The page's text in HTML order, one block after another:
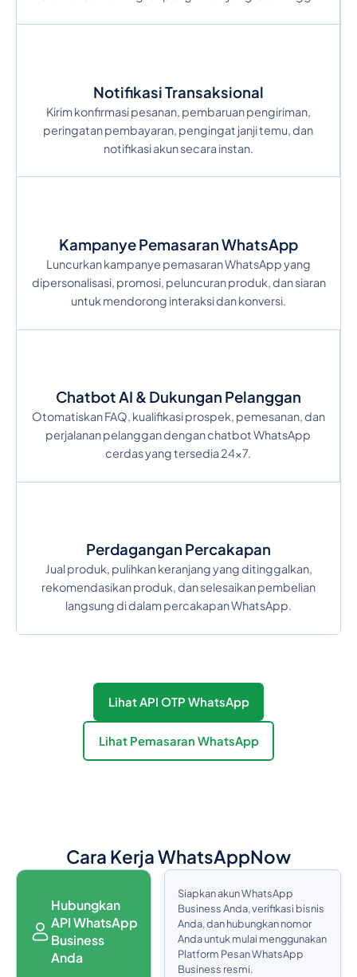
Notifikasi Transaksional
Kirim konfirmasi pesanan, pembaruan pengiriman,
peringatan pembayaran, pengingat janji temu, dan
notifikasi akun secara instan.
Kampanye Pemasaran WhatsApp
Luncurkan kampanye pemasaran WhatsApp yang
dipersonalisasi, promosi, peluncuran produk, dan siaran
untuk mendorong interaksi dan konversi.
Chatbot AI & Dukungan Pelanggan
Otomatiskan FAQ, kualifikasi prospek, pemesanan, dan
perjalanan pelanggan dengan chatbot WhatsApp
cerdas yang tersedia 24×7.
Perdagangan Percakapan
Jual produk, pulihkan keranjang yang ditinggalkan,
rekomendasikan produk, dan selesaikan pembelian
langsung di dalam percakapan WhatsApp.
Lihat API OTP WhatsApp
Lihat Pemasaran WhatsApp
Cara Kerja WhatsAppNow
Hubungkan
API WhatsApp
Business
Anda
Siapkan akun WhatsApp
Business Anda, verifikasi bisnis
Anda, dan hubungkan nomor
Anda untuk mulai menggunakan
Platform Pesan WhatsApp
Business resmi.